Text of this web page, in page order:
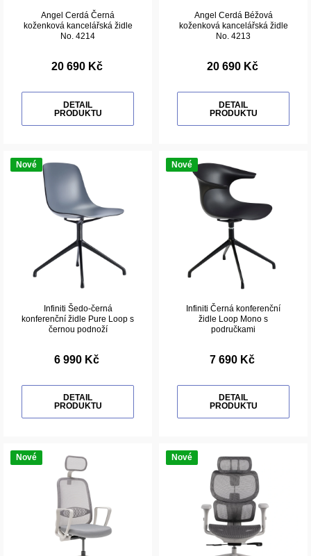
Angel Cerdá Černá
koženková kancelářská židle
No. 4214
20 690 Kč
DETAIL
PRODUKTU
Angel Cerdá Béžová
koženková kancelářská židle
No. 4213
20 690 Kč
DETAIL
PRODUKTU
Nové
Infiniti Šedo-černá
konferenční židle Pure Loop s
černou podnoží
6 990 Kč
DETAIL
PRODUKTU
Nové
Infiniti Černá konferenční
židle Loop Mono s
područkami
7 690 Kč
DETAIL
PRODUKTU
Nové Nové